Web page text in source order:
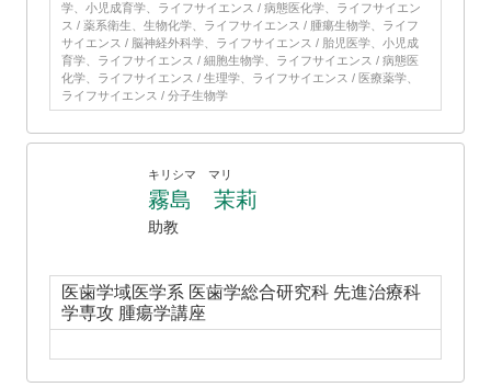
学、小児成育学、ライフサイエンス / 病態医化学、ライフサイエン
ス / 薬系衛生、生物化学、ライフサイエンス / 腫瘍生物学、ライフ
サイエンス / 脳神経外科学、ライフサイエンス / 胎児医学、小児成
育学、ライフサイエンス / 細胞生物学、ライフサイエンス / 病態医
化学、ライフサイエンス / 生理学、ライフサイエンス / 医療薬学、
ライフサイエンス / 分子生物学
キリシマ マリ
霧島 茉莉
助教
医歯学域医学系 医歯学総合研究科 先進治療科
学専攻 腫瘍学講座